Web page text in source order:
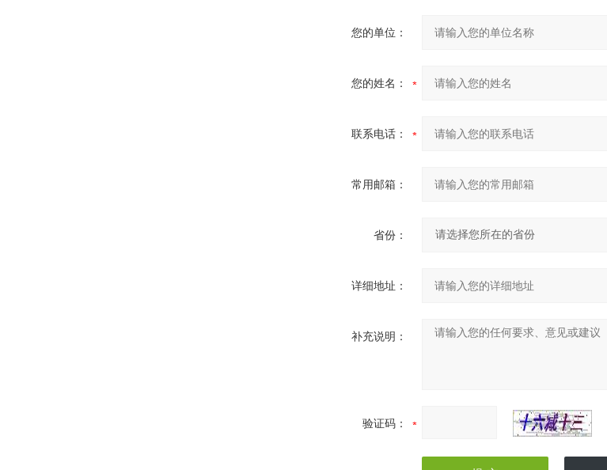
您的单位：
您的姓名：
联系电话：
常用邮箱：
省份：
详细地址：
补充说明：
验证码：